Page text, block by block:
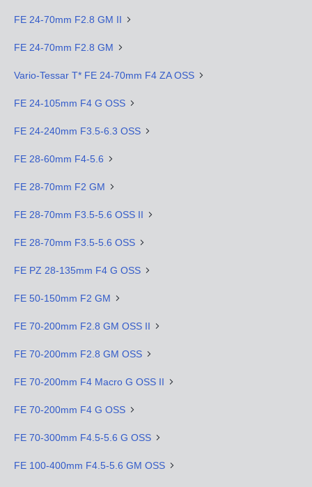
FE 24-70mm F2.8 GM II
FE 24-70mm F2.8 GM
Vario-Tessar T* FE 24-70mm F4 ZA OSS
FE 24-105mm F4 G OSS
FE 24-240mm F3.5-6.3 OSS
FE 28-60mm F4-5.6
FE 28-70mm F2 GM
FE 28-70mm F3.5-5.6 OSS II
FE 28-70mm F3.5-5.6 OSS
FE PZ 28-135mm F4 G OSS
FE 50-150mm F2 GM
FE 70-200mm F2.8 GM OSS II
FE 70-200mm F2.8 GM OSS
FE 70-200mm F4 Macro G OSS II
FE 70-200mm F4 G OSS
FE 70-300mm F4.5-5.6 G OSS
FE 100-400mm F4.5-5.6 GM OSS